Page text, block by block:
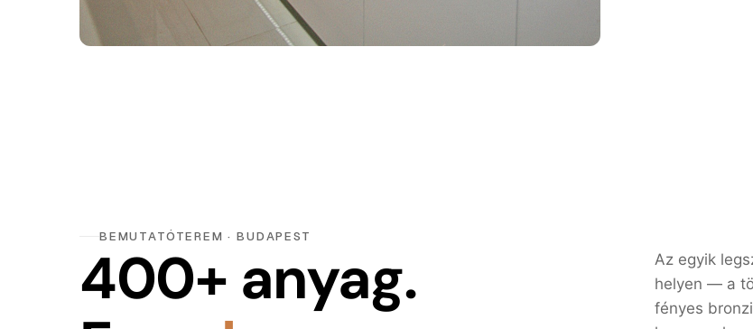
BEMUTATÓTEREM · BUDAPEST
400+ anyag.
Az egyik
helyen — a
fényes